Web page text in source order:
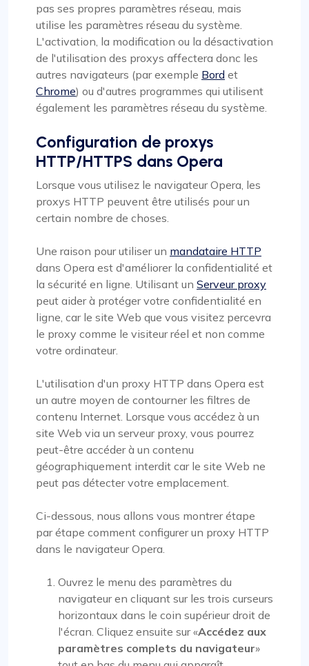
pas ses propres paramètres réseau, mais
utilise les paramètres réseau du système.
L'activation, la modification ou la désactivation
de l'utilisation des proxys affectera donc les
autres navigateurs (par exemple Bord et
Chrome) ou d'autres programmes qui utilisent
également les paramètres réseau du système.
Configuration de proxys
HTTP/HTTPS dans Opera
Lorsque vous utilisez le navigateur Opera, les
proxys HTTP peuvent être utilisés pour un
certain nombre de choses.
Une raison pour utiliser un mandataire HTTP
dans Opera est d'améliorer la confidentialité et
la sécurité en ligne. Utilisant un Serveur proxy
peut aider à protéger votre confidentialité en
ligne, car le site Web que vous visitez percevra
le proxy comme le visiteur réel et non comme
votre ordinateur.
L'utilisation d'un proxy HTTP dans Opera est
un autre moyen de contourner les filtres de
contenu Internet. Lorsque vous accédez à un
site Web via un serveur proxy, vous pourrez
peut-être accéder à un contenu
géographiquement interdit car le site Web ne
peut pas détecter votre emplacement.
Ci-dessous, nous allons vous montrer étape
par étape comment configurer un proxy HTTP
dans le navigateur Opera.
Ouvrez le menu des paramètres du
navigateur en cliquant sur les trois curseurs
horizontaux dans le coin supérieur droit de
l'écran. Cliquez ensuite sur «Accédez aux
paramètres complets du navigateur»